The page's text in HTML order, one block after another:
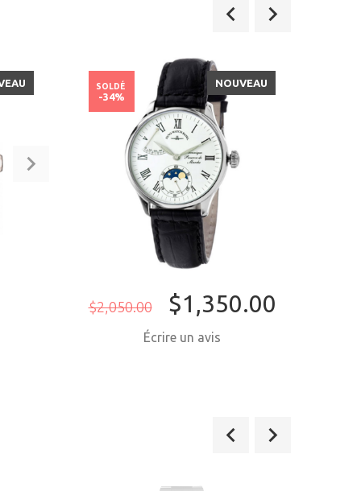
NOUVEAU
$2,050.00 $1,350.00
SOLDÉ
-34%
Écrire un avis